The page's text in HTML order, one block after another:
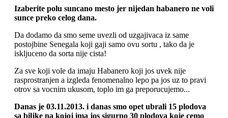
Izaberite polu suncano mesto jer nijedan habanero ne voli
sunce preko celog dana.
Da dodamo da smo seme uvezli od uzgajivaca iz same
postojbine Senegala koji gaji samo ovu sortu , tako da je
iskljuceno da sorta nije cista!
Za sve koji vole da imaju Habanero koji jos uvek nije
rasprostranjen a izgleda fenomenalno lepo pa jos uz to pravi
otrov sa vocnim ukusom, toplo im ga preporucujemo...
Danas je 03.11.2013. i danas smo opet ubrali 15 plodova
sa biljke na kojoj ima jos sigurno 30 plodova koje cemo